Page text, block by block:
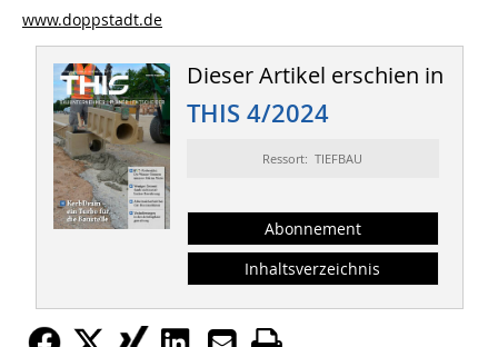
www.doppstadt.de
Dieser Artikel erschien in
THIS 4/2024
Ressort: TIEFBAU
Abonnement
Inhaltsverzeichnis